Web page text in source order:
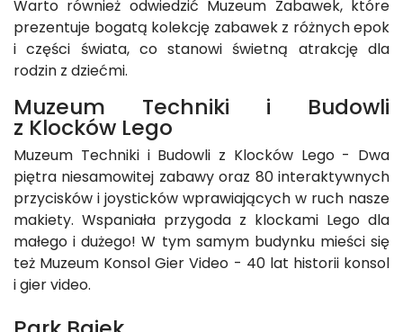
Warto również odwiedzić Muzeum Zabawek, które
prezentuje bogatą kolekcję zabawek z różnych epok
i części świata, co stanowi świetną atrakcję dla
rodzin z dziećmi.
Muzeum Techniki i Budowli
z Klocków Lego
Muzeum Techniki i Budowli z Klocków Lego - Dwa
piętra niesamowitej zabawy oraz 80 interaktywnych
przycisków i joysticków wprawiających w ruch nasze
makiety. Wspaniała przygoda z klockami Lego dla
małego i dużego! W tym samym budynku mieści się
też Muzeum Konsol Gier Video - 40 lat historii konsol
i gier video.